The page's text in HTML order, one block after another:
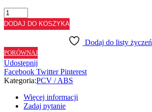
ilość
ABS
GRUSZA
H3113
ST15
-
23/2
DODAJ DO KOSZYKA
Dodaj do listy życzeń
PORÓWNAJ
Udostępnij
Facebook Twitter Pinterest
Kategoria:PCV / ABS
Więcej informacji
Zadaj pytanie